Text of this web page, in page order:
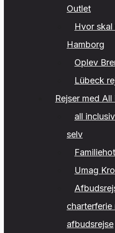
Outlet
Hvor skal
Hamborg
Oplev
Lübeck
Rejser med
all
selv
Umag
charterferie
afbudsrejse